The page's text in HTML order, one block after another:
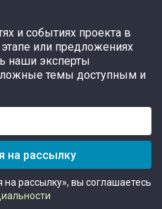
и событиях проекта в
или предложениях
наши эксперты
темы доступным и
на рассылку
рассылку», вы соглашаетесь